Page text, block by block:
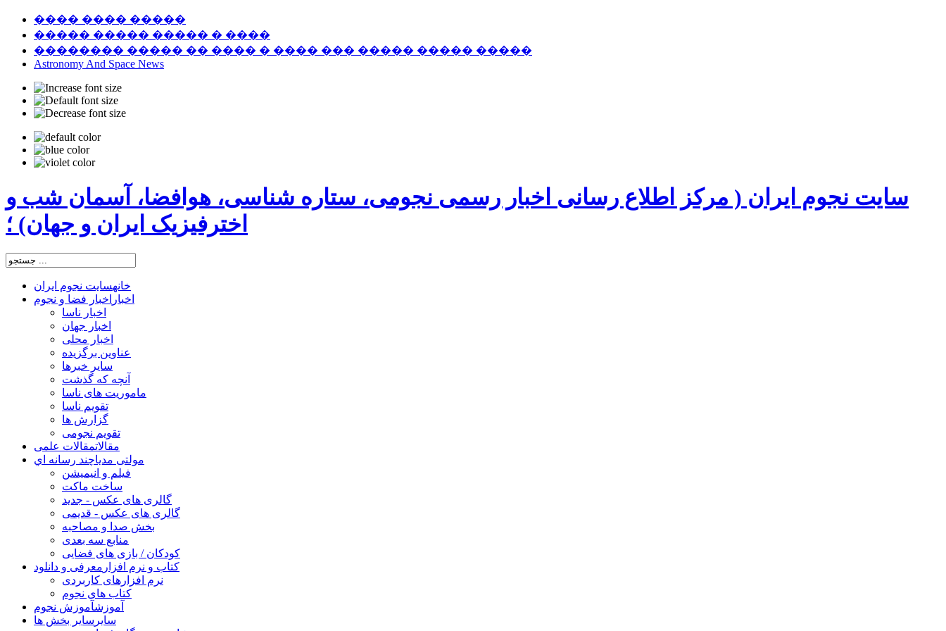
���� ���� �����
����� ����� ����� � ����
�������� ����� �� ���� � ���� ��� ����� ����� �����
Astronomy And Space News
سایت نجوم ایران ( مرکز اطلاع رسانی اخبار رسمی نجومی، ستاره شناسی، هوافضا، آسمان شب و
اخترفیزیک ایران و جهان) ؛
خانهسایت نجوم ایران
اخبار اخبار فضا و نجوم
اخبار ناسا
اخبار جهان
اخبار محلی
عناوین برگزیده
سایر خبرها
آنچه که گذشت
ماموریت های ناسا
تقویم ناسا
گزارش ها
تقویم نجومی
مقالاتمقالات علمی
مولتی مدیاچند رسانه اي
فیلم و انیمیشن
ساخت ماکت
گالری های عکس - جدید
گالری های عکس - قدیمی
بخش صدا و مصاحبه
منابع سه بعدی
کودکان / بازی های فضایی
کتاب و نرم افزار معرفی و دانلود
نرم افزارهای کاربردی
کتاب های نجوم
آموزشآموزش نجوم
سایر سایر بخش ها